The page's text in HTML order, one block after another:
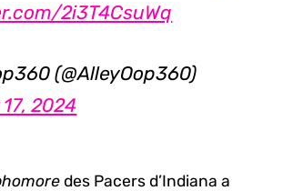
2i3T4CsuWq
(@AlleyOop360)
2024
des Pacers d’Indiana a